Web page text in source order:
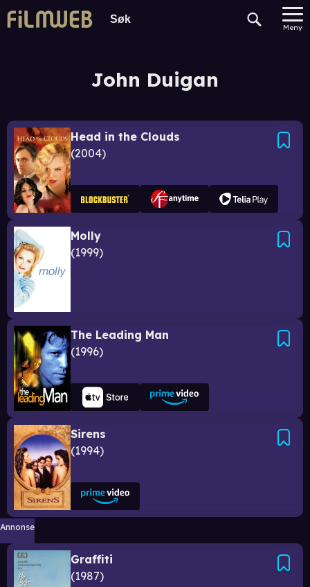
Meny
John Duigan
Head in the Clouds
2004
Molly
1999
The Leading Man
1996
Sirens
1994
Annonse
Graffiti
1987